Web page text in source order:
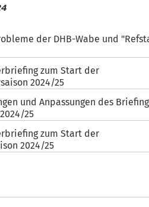
der DHB-Wabe und
zum Start der
2024/25
und Anpassungen des
25
zum Start der
2024/25